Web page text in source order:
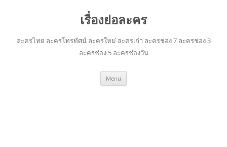
เรื่องย่อละคร
ละครไทย ละครโทรทัศน์ ละครใหม่ ละครเก่า ละครช่อง 7 ละครช่อง 3
ละครช่อง 5 ละครช่องวัน
Menu